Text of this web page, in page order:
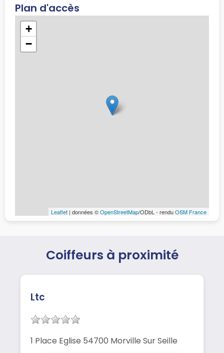
Plan d'accès
+
−
Leaflet | données ©OpenStreetMap/ODbL - renduOSM France
Coiffeurs à proximité
Ltc
1 Place Eglise 54700 Morville Sur Seille